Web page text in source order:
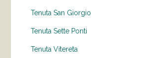
Tenuta San Giorgio
Tenuta Sette Ponti
Tenuta Vitereta